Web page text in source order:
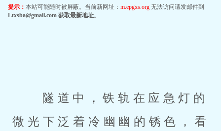
提示： 本站可能随时被屏蔽。当前新网址： m.epgxs.org 无法访问请发邮件到
Ltxsba@gmail.com 获取最新地址。
微光下泛着冷幽幽的锈色，看